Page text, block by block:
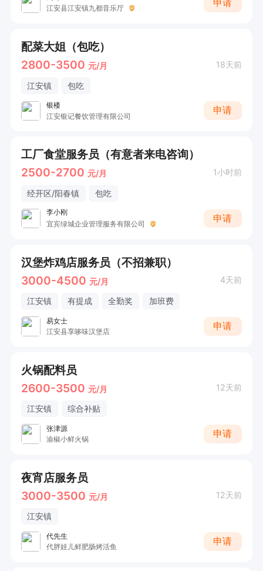
江安县江安镇九都音乐厅
申请
配菜大姐（包吃）
2800-3500 元/月 18天前
江安镇 包吃
银楼
江安银记餐饮管理有限公司
申请
工厂食堂服务员（有意者来电咨询）
2500-2700 元/月 1小时前
经开区/阳春镇 包吃
李小刚
宜宾绿城企业管理服务有限公司
申请
汉堡炸鸡店服务员（不招兼职）
3000-4500 元/月 4天前
江安镇 有提成 全勤奖 加班费
易女士
江安县享哆味汉堡店
申请
火锅配料员
2600-3500 元/月 12天前
江安镇 综合补贴
张津源
渝椒小鲜火锅
申请
夜宵店服务员
3000-3500 元/月 12天前
江安镇
代先生
代胖娃儿鲜肥肠烤活鱼
申请